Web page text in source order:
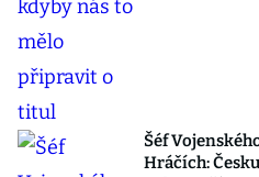
Šéf
Hráčích: